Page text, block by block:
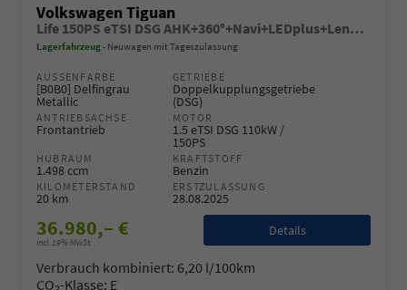
Volkswagen Tiguan
Life 150PS eTSI DSG AHK+360°+Navi+LEDplus+Lenkradheiz+IQ.Drive+ACC+eHeck
Lagerfahrzeug Neuwagen mit Tageszulassung
AUSSENFARBE
[B0B0] Delfingrau
Metallic
GETRIEBE
Doppelkupplungsgetriebe
(DSG)
ANTRIEBSACHSE
Frontantrieb
MOTOR
1.5 eTSI DSG 110kW /
150PS
HUBRAUM
1.498 ccm
KRAFTSTOFF
Benzin
KILOMETERSTAND
20 km
ERSTZULASSUNG
28.08.2025
36.980,– €
incl. 19% MwSt.
Details
Verbrauch kombiniert: 6,20 l/100km
CO -Klasse: E